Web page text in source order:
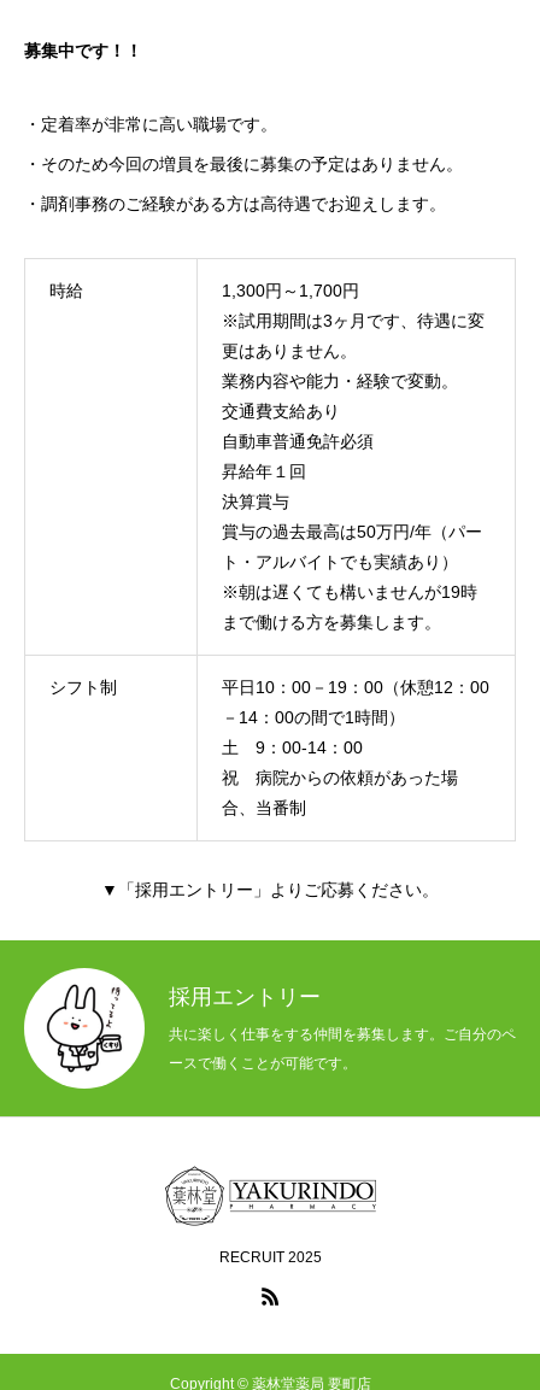
募集中です！！
・定着率が非常に高い職場です。
・そのため今回の増員を最後に募集の予定はありません。
・調剤事務のご経験がある方は高待遇でお迎えします。
時給
1,300円～1,700円
※試用期間は3ヶ月です、待遇に変
更はありません。
業務内容や能力・経験で変動。
交通費支給あり
自動車普通免許必須
昇給年１回
決算賞与
賞与の過去最高は50万円/年（パー
ト・アルバイトでも実績あり）
※朝は遅くても構いませんが19時
まで働ける方を募集します。
シフト制
平日10：00－19：00（休憩12：00
－14：00の間で1時間）
土 9：00-14：00
祝 病院からの依頼があった場
合、当番制
▼「採用エントリー」よりご応募ください。
採用エントリー
共に楽しく仕事をする仲間を募集します。ご自分のペ
ースで働くことが可能です。
RECRUIT 2025
Copyright © 薬林堂薬局 要町店